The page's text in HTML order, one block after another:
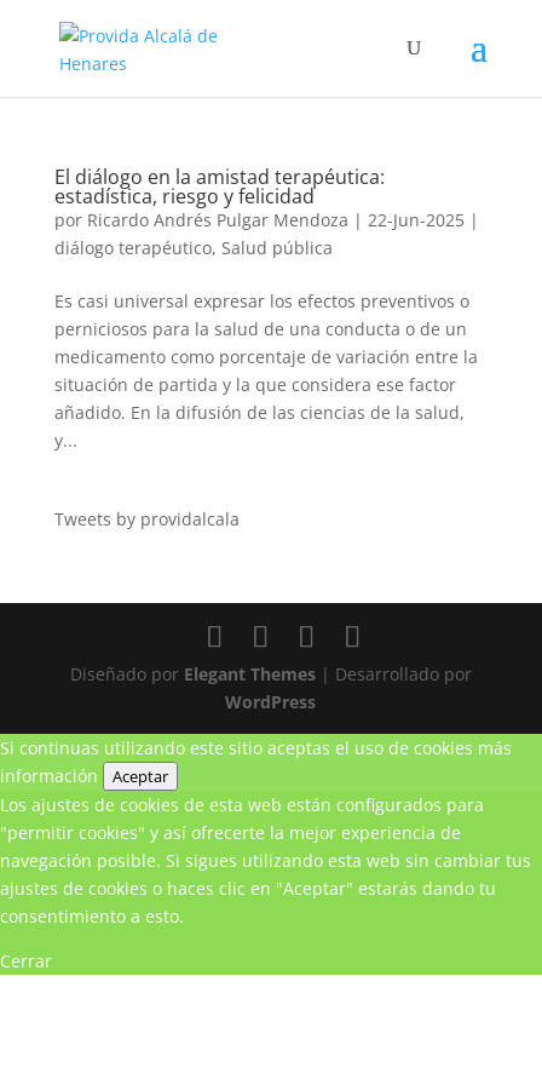
El diálogo en la amistad terapéutica:
estadística, riesgo y felicidad
por Ricardo Andrés Pulgar Mendoza | 22-Jun-2025|
diálogo terapéutico, Salud pública
Es casi universal expresar los efectos preventivos o
perniciosos para la salud de una conducta o de un
medicamento como porcentaje de variación entre la
situación de partida y la que considera ese factor
añadido. En la difusión de las ciencias de la salud,
y...
Tweets by providalcala
Diseñado por Elegant Themes| Desarrollado por
WordPress
Si continuas utilizando este sitio aceptas el uso de cookies más
información
Aceptar
Los ajustes de cookies de esta web están configurados para
"permitir cookies" y así ofrecerte la mejor experiencia de
navegación posible. Si sigues utilizando esta web sin cambiar tus
ajustes de cookies o haces clic en "Aceptar" estarás dando tu
consentimiento a esto.
Cerrar